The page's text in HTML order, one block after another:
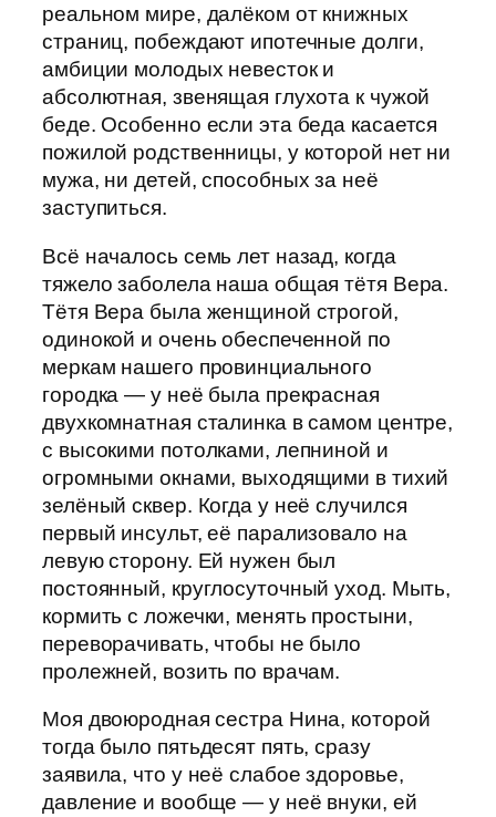
реальном мире, далёком от книжных
страниц, побеждают ипотечные долги,
амбиции молодых невесток и
абсолютная, звенящая глухота к чужой
беде. Особенно если эта беда касается
пожилой родственницы, у которой нет ни
мужа, ни детей, способных за неё
заступиться.
Всё началось семь лет назад, когда
тяжело заболела наша общая тётя Вера.
Тётя Вера была женщиной строгой,
одинокой и очень обеспеченной по
меркам нашего провинциального
городка — у неё была прекрасная
двухкомнатная сталинка в самом центре,
с высокими потолками, лепниной и
огромными окнами, выходящими в тихий
зелёный сквер. Когда у неё случился
первый инсульт, её парализовало на
левую сторону. Ей нужен был
постоянный, круглосуточный уход. Мыть,
кормить с ложечки, менять простыни,
переворачивать, чтобы не было
пролежней, возить по врачам.
Моя двоюродная сестра Нина, которой
тогда было пятьдесят пять, сразу
заявила, что у неё слабое здоровье,
давление и вообще — у неё внуки, ей